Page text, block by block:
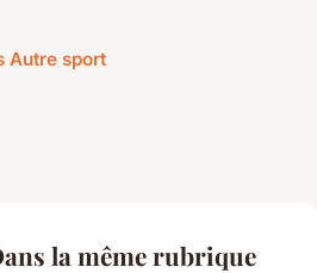
Autre sport
la même rubrique